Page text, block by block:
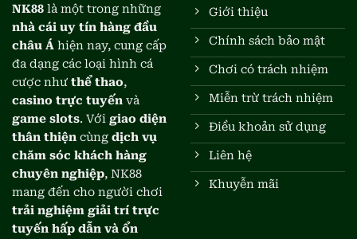
NK88 là một trong những
nhà cái uy tín hàng đầu
châu Á hiện nay, cung cấp
đa dạng các loại hình cá
cược như thể thao,
casino trực tuyến và
game slots. Với giao diện
thân thiện cùng dịch vụ
chăm sóc khách hàng
chuyên nghiệp, NK88
mang đến cho người chơi
trải nghiệm giải trí trực
tuyến hấp dẫn và ổn
Giới thiệu
Chính sách bảo mật
Chơi có trách nhiệm
Miễn trừ trách nhiệm
Điều khoản sử dụng
Liên hệ
Khuyễn mãi